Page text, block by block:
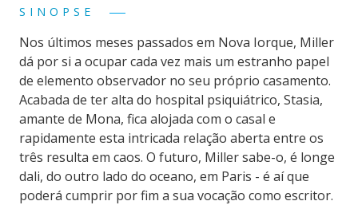
SINOPSE
Nos últimos meses passados em Nova Iorque, Miller
dá por si a ocupar cada vez mais um estranho papel
de elemento observador no seu próprio casamento.
Acabada de ter alta do hospital psiquiátrico, Stasia,
amante de Mona, fica alojada com o casal e
rapidamente esta intricada relação aberta entre os
três resulta em caos. O futuro, Miller sabe-o, é longe
dali, do outro lado do oceano, em Paris - é aí que
poderá cumprir por fim a sua vocação como escritor.